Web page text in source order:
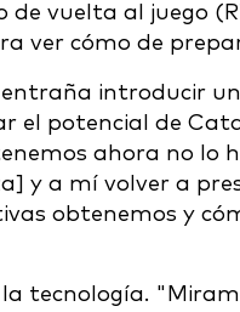
vuelta al juego
ver cómo de
introducir
el potencial de
ahora no lo
y a mí volver a
obtenemos y
la tecnología.